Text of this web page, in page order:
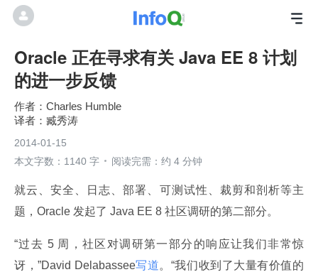
Oracle 正在寻求有关 Java EE 8 计划
的进一步反馈
Charles Humble
臧秀涛
2014-01-15
本文字数：1140 字
阅读完需：约 4 分钟
就云、安全、日志、部署、可测试性、裁剪和剖析等主
题，Oracle 发起了 Java EE 8 社区调研的第二部分。
“过去 5 周，社区对调研第一部分的响应让我们非常惊
讶，”David Delabassee写道。“我们收到了大量有价值的